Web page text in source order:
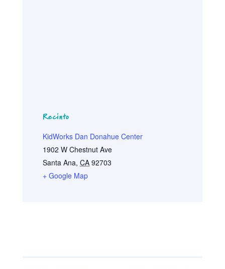
Recinto
KidWorks Dan Donahue Center
1902 W Chestnut Ave
Santa Ana, CA 92703
+ Google Map